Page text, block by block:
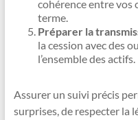
cohérence entre vos
terme.
Préparer la
la cession avec des
l’ensemble des actifs.
Assurer un suivi précis
surprises, de respecter la